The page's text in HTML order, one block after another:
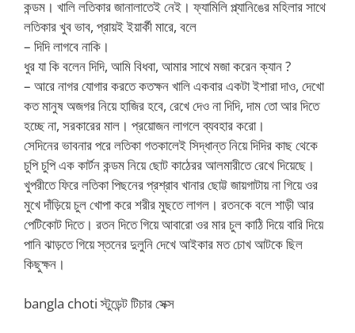
কন্ডম। খালি লতিকার জানালাতেই নেই। ফ্যামিলি প্ল্যানিঙের মহিলার সাথে
লতিকার খুব ভাব, প্রায়ই ইয়ার্কী মারে, বলে
– দিদি লাগবে নাকি।
ধুর যা কি বলেন দিদি, আমি বিধবা, আমার সাথে মজা করেন ক্যান ?
– আরে নাগর যোগার করতে কতক্ষন খালি একবার একটা ইশারা দাও, দেখো
কত মানুষ অজগর নিয়ে হাজির হবে, রেখে দেও না দিদি, দাম তো আর দিতে
হচ্ছে না, সরকারের মাল। প্রয়োজন লাগলে ব্যবহার করো।
সেদিনের ভাবনার পরে লতিকা গতকালেই সিদ্ধান্ত নিয়ে দিদির কাছ থেকে
চুপি চুপি এক কার্টন কন্ডম নিয়ে ছোট কাঠেরর আলমারীতে রেখে দিয়েছে।
খুপরীতে ফিরে লতিকা পিছনের প্রশ্রাব খানার ছোট্ট জায়গাটায় না গিয়ে ওর
মুখে দাঁড়িয়ে চুল খোপা করে শরীর মুছতে লাগল। রতনকে বলে শাড়ী আর
পেটিকোট দিতে। রতন দিতে গিয়ে আবারো ওর মার চুল কাঠি দিয়ে বারি দিয়ে
পানি ঝাড়তে গিয়ে স্তনের দুলুনি দেখে আইকার মত চোখ আটকে ছিল
কিছুক্ষন।
bangla choti স্টুডেন্ট টিচার সেক্স